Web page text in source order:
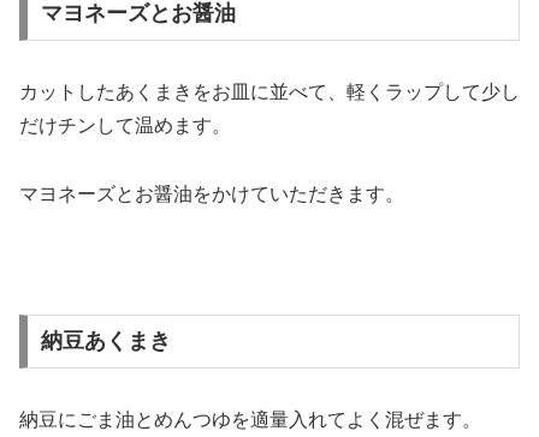
マヨネーズとお醤油
カットしたあくまきをお皿に並べて、軽くラップして少し
だけチンして温めます。
マヨネーズとお醤油をかけていただきます。
納豆あくまき
納豆にごま油とめんつゆを適量入れてよく混ぜます。